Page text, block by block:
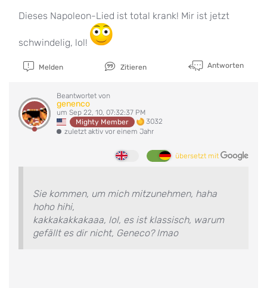
Dieses Napoleon-Lied ist total krank! Mir ist jetzt
schwindelig, lol!
Melden Zitieren Antworten
Beantwortet von
genenco
um Sep 22, 10, 07:32:37 PM
Mighty Member
3032
zuletzt aktiv vor einem Jahr
übersetzt mit
Sie kommen, um mich mitzunehmen, haha
hoho hihi,
kakkakakkakaaa, lol, es ist klassisch, warum
gefällt es dir nicht, Geneco? lmao